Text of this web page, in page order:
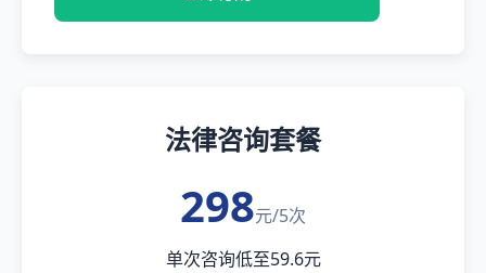
法律咨询套餐
298元/5次
单次咨询低至59.6元